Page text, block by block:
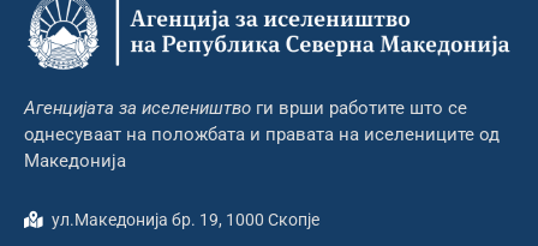
Агенцијата за иселеништво ги врши работите што се
однесуваат на положбата и правата на иселениците од
Македонија
ул.Македонија бр. 19, 1000 Скопје